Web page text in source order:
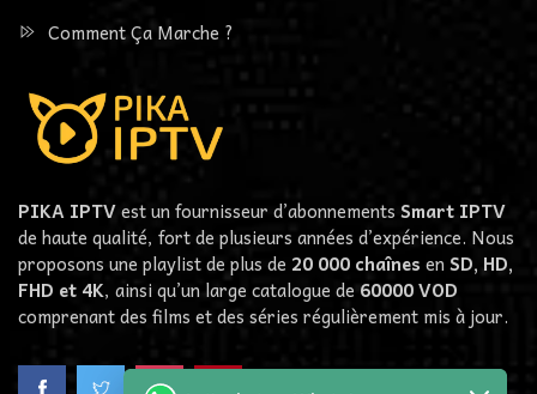
Comment Ça Marche ?
PIKA IPTVest un fournisseur d’abonnements Smart IPTV
de haute qualité, fort de plusieurs années d’expérience. Nous
proposons une playlist de plus de 20 000 chaînes en SD, HD,
FHD et 4K, ainsi qu’un large catalogue de 60000VOD
comprenant des films et des séries régulièrement mis à jour.